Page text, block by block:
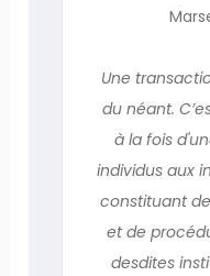
Une
du néant.
à la fois
individus aux
constituant
et de
desdites